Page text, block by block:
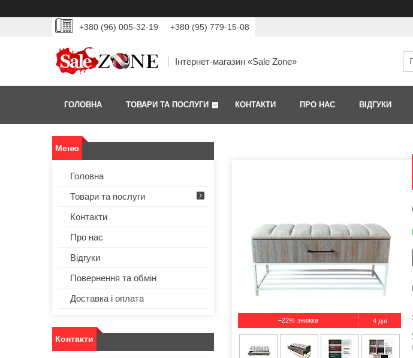
+380 (96) 005-32-19 +380 (95) 779-15-08
Інтернет-магазин «Sale Zone»
ГОЛОВНА ТОВАРИ ТА ПОСЛУГИ КОНТАКТИ ПРО НАС ВІДГУКИ
–22% 4 дні
Головна
Товари та послуги
Контакти
Про нас
Відгуки
Повернення та обмін
Доставка і оплата
Контакти